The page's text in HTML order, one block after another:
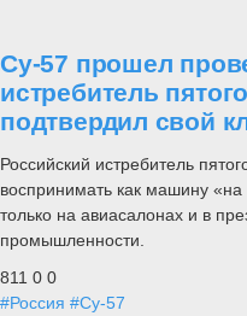
Су-57 прошел
истребитель
подтвердил свой
Российский истребитель
воспринимать как машину «на
только на авиасалонах и в
промышленности.
811 0 0
#Россия #Су-57